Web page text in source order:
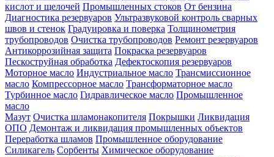
кислот и щелочей Промышленных стоков От бензина
Диагностика резервуаров Ультразвуковой контроль сварных
швов и стенок Градуировка и поверка Толщинометрия
трубопроводов Очистка трубопроводов Ремонт резервуаров
Антикоррозийная защита Покраска резервуаров
Пескоструйная обработка Дефектоскопия резервуаров
Моторное масло Индустриальное масло Трансмиссионное
масло Компрессорное масло Трансформаторное масло
Турбинное масло Гидравлическое масло Промышленное
масло
Мазут Очистка шламонакопителя Покрышки Ликвидация
ОПО Демонтаж и ликвидация промышленных объектов
Переработка шламов Промышленное оборудование
Силикагель Сорбенты Химическое оборудование